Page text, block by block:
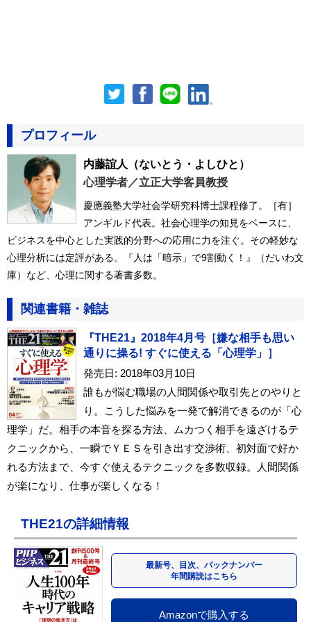
プロフィール
内藤誼人
（ないとう・よしひと）
心理学者／立正大学客員教授
慶應義塾大学社会学研究科博士課程修了。［有］
アンギルド代表。社会心理学の知見をベースに、
ビジネスを中心とした実践的分野への応用に力を注ぐ。その軽妙な
心理分析には定評がある。『人は「暗示」で9割動く！』（だいわ文
庫）など、心理に関する著書多数。
関連書籍・雑誌
『THE21』2018年4月号［嫌な相手も思い
通りに操る! すぐに使える「心理学」］
発売日: 2018年03月10日
誰もが悩む職場の人間関係や取引先とのやりと
り。こうした悩みを一発で解消できるのが「心
理学」だ。相手の本音を探る方法、ムカつく相手を遠ざけるテ
クニックから、一瞬でＹＥＳを引き出す交渉術、初対面で好か
れる方法まで、今すぐ使えるテクニックを多数収録。人間関係
が楽になり、仕事が楽しくなる！
THE21の詳細情報
最新号、目次、バックナンバー
年間購読はこちら
Amazonで購入する